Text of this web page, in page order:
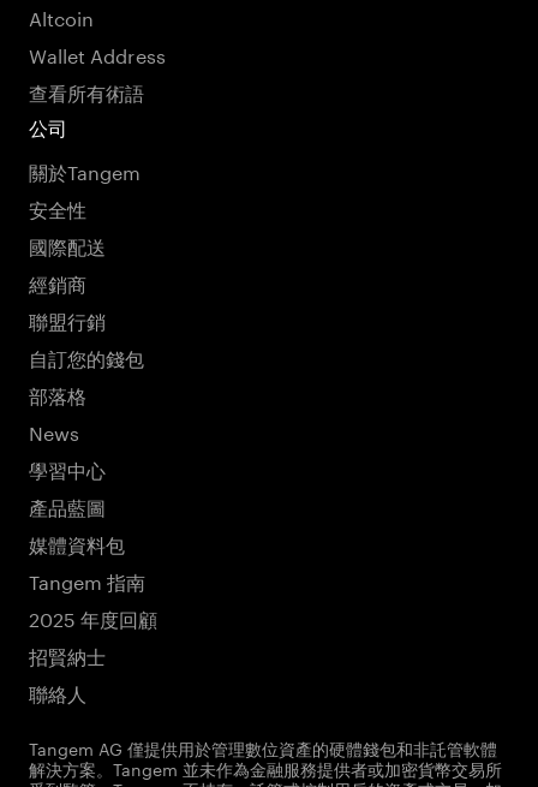
Altcoin
Wallet Address
查看所有術語
公司
關於Tangem
安全性
國際配送
經銷商
聯盟行銷
自訂您的錢包
部落格
News
學習中心
產品藍圖
媒體資料包
Tangem 指南
2025 年度回顧
招賢納士
聯絡人
Tangem AG 僅提供用於管理數位資產的硬體錢包和非託管軟體
解決方案。Tangem 並未作為金融服務提供者或加密貨幣交易所